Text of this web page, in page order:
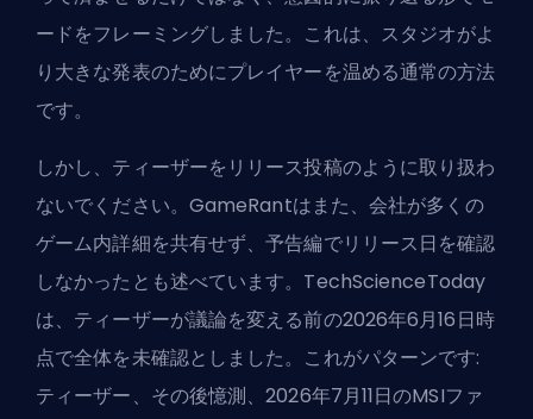
ードをフレーミングしました。これは、スタジオがよ
り大きな発表のためにプレイヤーを温める通常の方法
です。
しかし、ティーザーをリリース投稿のように取り扱わ
ないでください。GameRantはまた、会社が多くの
ゲーム内詳細を共有せず、予告編でリリース日を確認
しなかったとも述べています。TechScienceToday
は、ティーザーが議論を変える前の2026年6月16日時
点で全体を未確認としました。これがパターンです:
ティーザー、その後憶測、2026年7月11日のMSIファ